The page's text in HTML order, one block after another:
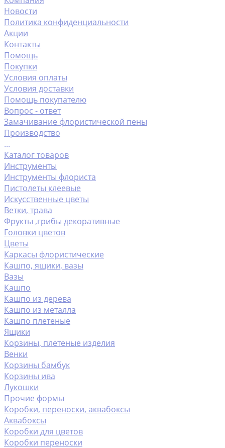
Новости
Политика конфиденциальности
Акции
Контакты
Помощь
Покупки
Условия оплаты
Условия доставки
Помощь покупателю
Вопрос - ответ
Замачивание флористической пены
Производство
...
Каталог товаров
Инструменты
Инструменты флориста
Пистолеты клеевые
Искусственные цветы
Ветки, трава
Фрукты ,грибы декоративные
Головки цветов
Цветы
Каркасы флористические
Кашпо, ящики, вазы
Вазы
Кашпо
Кашпо из дерева
Кашпо из металла
Кашпо плетеные
Ящики
Корзины, плетеные изделия
Венки
Корзины бамбук
Корзины ива
Лукошки
Прочие формы
Коробки, переноски, аквабоксы
Аквабоксы
Коробки для цветов
Коробки переноски